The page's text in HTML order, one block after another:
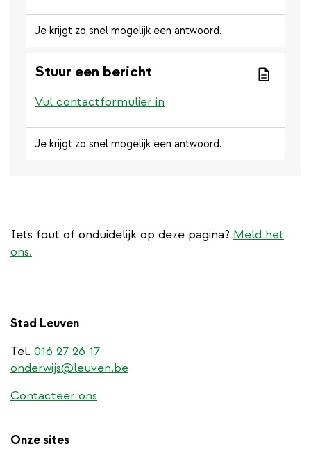
Je krijgt zo snel mogelijk een antwoord.
Stuur een bericht
Vul contactformulier in
Je krijgt zo snel mogelijk een antwoord.
Iets fout of onduidelijk op deze pagina? Meld het
ons.
Stad Leuven
Tel. 016 27 26 17
onderwijs@leuven.be
Contacteer ons
Onze sites